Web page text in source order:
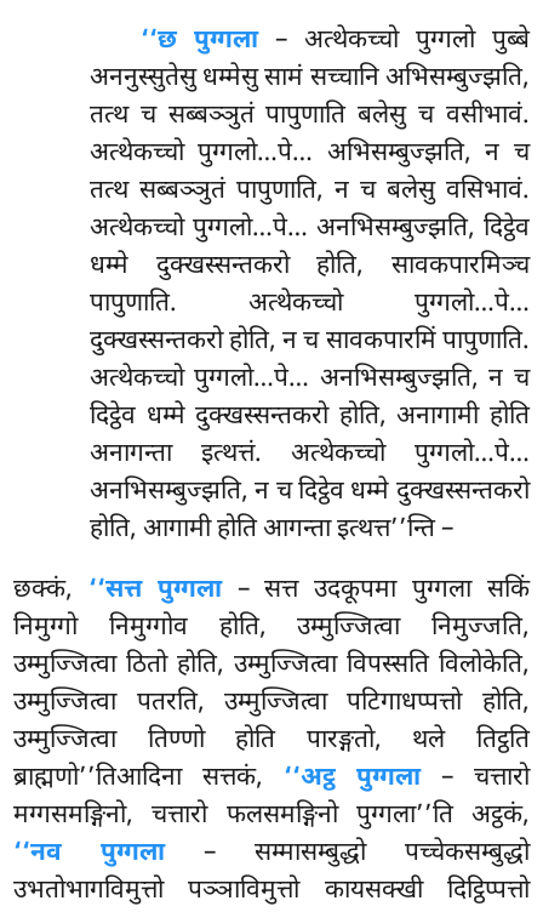
‘‘छ पुग्गला– अत्थेकच्चो पुग्गलो पुब्बे
अननुस्सुतेसु धम्मेसु सामं सच्चानि अभिसम्बुज्झति,
तत्थ च सब्बञ्ञुतं पापुणाति बलेसु च वसीभावं.
अत्थेकच्चो पुग्गलो…पे… अभिसम्बुज्झति, न च
तत्थ सब्बञ्ञुतं पापुणाति, न च बलेसु वसिभावं.
अत्थेकच्चो पुग्गलो…पे… अनभिसम्बुज्झति, दिट्ठेव
धम्मे दुक्खस्सन्तकरो होति, सावकपारमिञ्च
पापुणाति. अत्थेकच्चो पुग्गलो…पे…
दुक्खस्सन्तकरो होति, न च सावकपारमिं पापुणाति.
अत्थेकच्चो पुग्गलो…पे… अनभिसम्बुज्झति, न च
दिट्ठेव धम्मे दुक्खस्सन्तकरो होति, अनागामी होति
अनागन्ता इत्थत्तं. अत्थेकच्चो पुग्गलो…पे…
अनभिसम्बुज्झति, न च दिट्ठेव धम्मे दुक्खस्सन्तकरो
होति, आगामी होति आगन्ता इत्थत्त’’न्ति –
छक्कं, ‘‘सत्त पुग्गला– सत्त उदकूपमा पुग्गला सकिं
निमुग्गो निमुग्गोव होति, उम्मुज्जित्वा निमुज्जति,
उम्मुज्जित्वा ठितो होति, उम्मुज्जित्वा विपस्सति विलोकेति,
उम्मुज्जित्वा पतरति, उम्मुज्जित्वा पटिगाधप्पत्तो होति,
उम्मुज्जित्वा तिण्णो होति पारङ्गतो, थले तिट्ठति
ब्राह्मणो’’तिआदिना सत्तकं, ‘‘अट्ठ पुग्गला– चत्तारो
मग्गसमङ्गिनो, चत्तारो फलसमङ्गिनो पुग्गला’’ति अट्ठकं,
‘‘नव पुग्गला– सम्मासम्बुद्धो पच्चेकसम्बुद्धो
उभतोभागविमुत्तो पञ्ञाविमुत्तो कायसक्खी दिट्ठिप्पत्तो